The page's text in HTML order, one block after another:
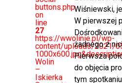
buttons.php
on
line
27
https://wwolinie.pl/wp-
content/uploads/2021/
Wolin
–
Iskierka
Wiśniewski,
W pierwszej
żadnego z
Pierwsza
do objęcia
tym